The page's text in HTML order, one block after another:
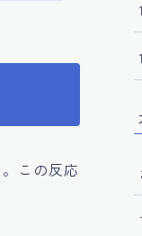
この反応